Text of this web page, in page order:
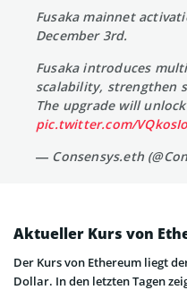
Fusaka mainnet
December 3rd.
Fusaka introduces
scalability, strengthen
The upgrade will
pic.twitter.com/
— Consensys.eth
Aktueller Kurs von
Der Kurs von Ethereum liegt
Dollar. In den letzten Tagen